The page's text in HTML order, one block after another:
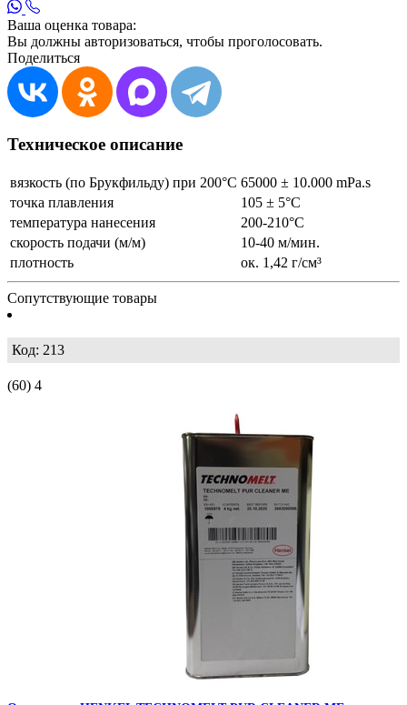
Ваша оценка товара:
Вы должны авторизоваться, чтобы проголосовать.
Поделиться
Техническое описание
вязкость (по Брукфильду) при 200°С 65000 ± 10.000 mPa.s
точка плавления
105 ± 5°C
температура нанесения
200-210°C
скорость подачи (м/м)
10-40 м/мин.
плотность
ок. 1,42 г/см³
Сопутствующие товары
Код: 213
(60) 4